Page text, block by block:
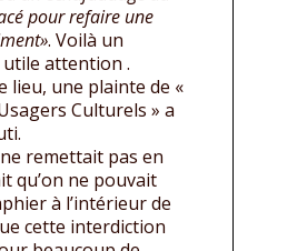
pour refaire une
. Voilà un
attention .
lieu, une plainte de «
Culturels » a
remettait pas en
qu’on ne pouvait
à l’intérieur de
cette interdiction